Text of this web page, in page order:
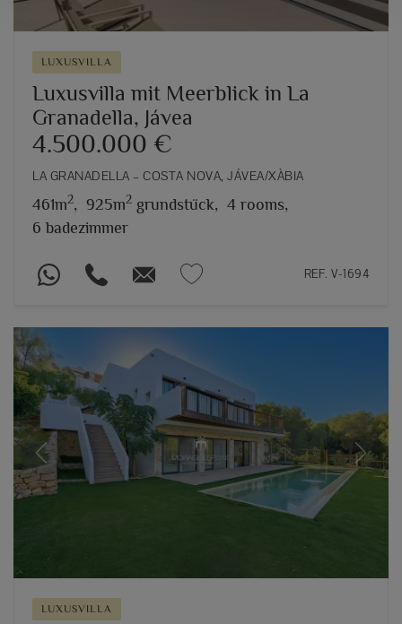
LUXUSVILLA
Luxusvilla mit Meerblick in La
Granadella, Jávea
4.500.000 €
LA GRANADELLA – COSTA NOVA, JÁVEA/XÀBIA
461m2, 925m2 grundstück, 4 rooms,
6 badezimmer
REF. V-1694
Previous Next
LUXUSVILLA